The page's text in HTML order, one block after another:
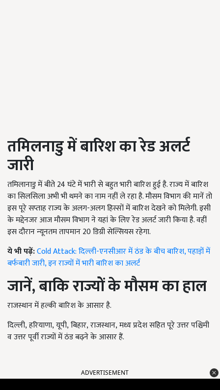
तमिलनाडु में बारिश का रेड अलर्ट
जारी
तमिलानाडु में बीते 24 घंटे में भारी से बहुत भारी बारिश हुई है. राज्य में बारिश
का सिलसिला अभी भी थमने का नाम नहीं ले रहा है. मौसम विभाग की मानें तो
इस पूरे सप्ताह राज्य के अलग-अलग हिस्सों में बारिश देखने को मिलेगी. इसी
के मद्देनजर आज मौसम विभाग ने यहां के लिए रेड अलर्ट जारी किया है. वहीं
इस दौरान न्यूनतम तापमान 20 डिग्री सेल्सियस रहेगा.
ये भी पढ़ें:Cold Attack: दिल्ली-एनसीआर में ठंड के बीच बारिश, पहाड़ों में
बर्फबारी जारी, इन राज्यों में भारी बारिश का अलर्ट
जानें, बाकि राज्यों के मौसम का हाल
राजस्थान में हल्की बारिश के आसार है.
दिल्ली,हरियाणा,यूपी,बिहार,राजस्थान,मध्य प्रदेश सहित पूरे उत्तर पश्चिमी
व उत्तर पूर्वी राज्यों में ठंड बढ़ने के आसार हैं.
ADVERTISEMENT